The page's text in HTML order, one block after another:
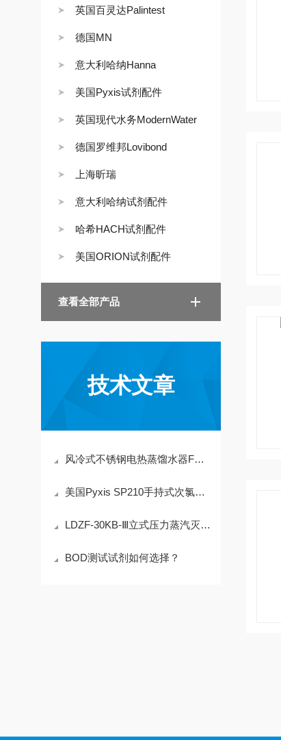
英国百灵达Palintest
德国MN
意大利哈纳Hanna
美国Pyxis试剂配件
英国现代水务ModernWater
德国罗维邦Lovibond
上海昕瑞
意大利哈纳试剂配件
哈希HACH试剂配件
美国ORION试剂配件
查看全部产品
技术文章
风冷式不锈钢电热蒸馏水器FDZ-7A
美国Pyxis SP210手持式次氯酸钠分析仪怎样维护
LDZF-30KB-Ⅲ立式压力蒸汽灭菌器
BOD测试试剂如何选择？